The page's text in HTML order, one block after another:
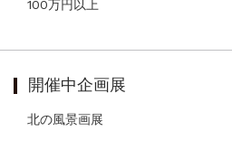
100万円以上
開催中企画展
北の風景画展